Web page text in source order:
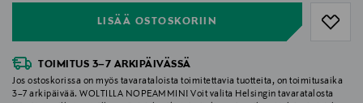
LISÄÄ OSTOSKORIIN
TOIMITUS 3–7 ARKIPÄIVÄSSÄ
Jos ostoskorissa on myös tavarataloista toimitettavia tuotteita, on toimitusaika
3–7 arkipäivää. WOLTILLA NOPEAMMIN! Voit valita Helsingin tavaratalosta